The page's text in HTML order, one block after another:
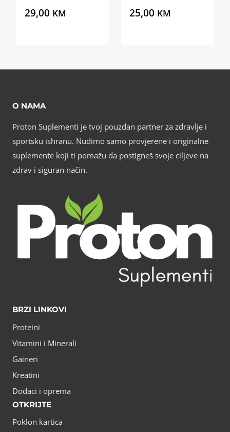
29,00 KM 25,00 KM
O NAMA
Proton Suplementi je tvoj pouzdan partner za zdravlje i
sportsku ishranu. Nudimo samo provjerene i originalne
suplemente koji ti pomažu da postigneš svoje ciljeve na
zdrav i siguran način.
BRZI LINKOVI
Proteini
Vitamini i Minerali
Gaineri
Kreatini
Dodaci i oprema
OTKRIJTE
Poklon kartica